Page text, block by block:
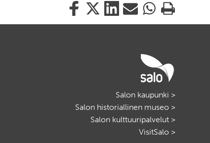
Jaa
tämä
Jaa
Jaa
tämä
Jaa
Jaa
Tulosta
Salon kaupunki >
Salon historiallinen museo >
Salon kulttuuripalvelut >
VisitSalo >